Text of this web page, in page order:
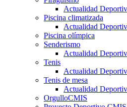
Actualidad
Piscina climatizada
Actualidad
Piscina olímpica
Senderismo
Actualidad
Tenis
Actualidad
Tenis de mesa
Actualidad
OrgulloCMIS